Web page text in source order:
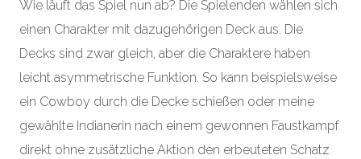
Wie läuft das Spiel nun ab? Die Spielenden wählen sich
einen Charakter mit dazugehörigen Deck aus. Die
Decks sind zwar gleich, aber die Charaktere haben
leicht asymmetrische Funktion. So kann beispielsweise
ein Cowboy durch die Decke schießen oder meine
gewählte Indianerin nach einem gewonnen Faustkampf
direkt ohne zusätzliche Aktion den erbeuteten Schatz